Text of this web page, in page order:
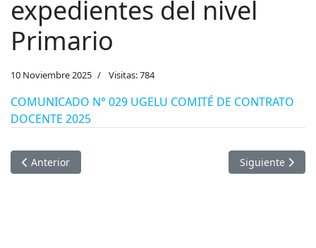
expedientes del nivel
Primario
10 Noviembre 2025 Visitas: 784
COMUNICADO N° 029 UGELU COMITÉ DE CONTRATO
DOCENTE 2025
Artículo anterior: Publicación de Cuadro de Meritos Final -
Anterior Artículo
Siguiente